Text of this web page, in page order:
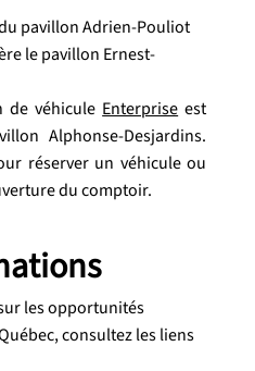
pavillon Adrien-Pouliot
le pavillon Ernest-
de véhicule Enterprise est
Alphonse-Desjardins.
réserver un véhicule ou
du comptoir.
les opportunités
consultez les liens